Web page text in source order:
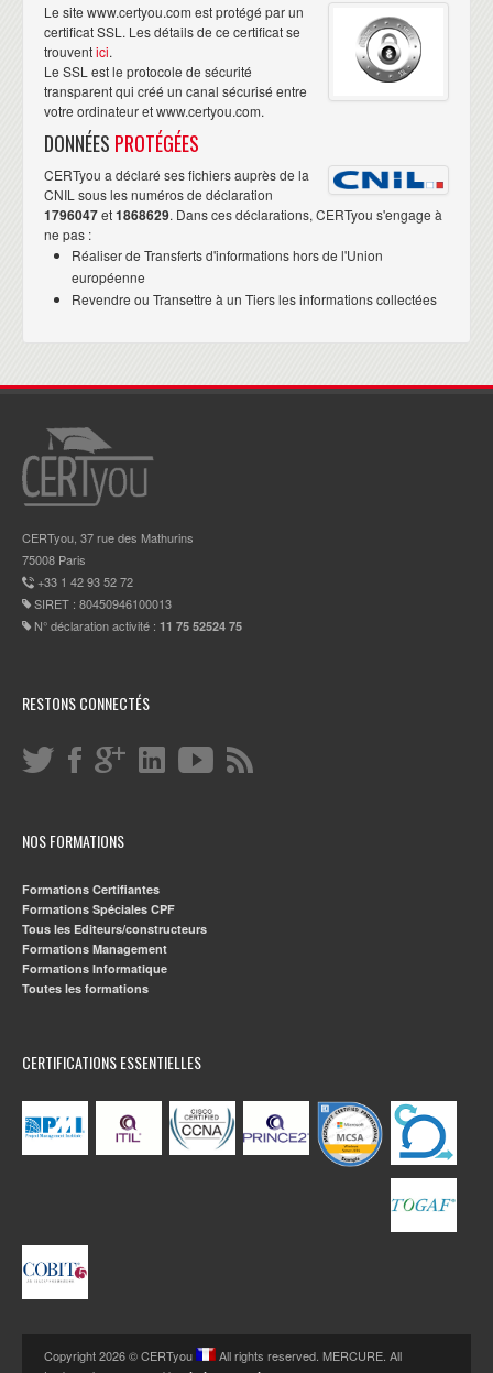
Le site www.certyou.com est protégé par un
certificat SSL. Les détails de ce certificat se
trouventici.
Le SSL est le protocole de sécurité
transparent qui créé un canal sécurisé entre
votre ordinateur et www.certyou.com.
DONNÉES PROTÉGÉES
CERTyou a déclaré ses fichiers auprès de la
CNIL sous les numéros de déclaration
1796047et1868629. Dans ces déclarations, CERTyou s'engage à
ne pas :
Réaliser de Transferts d'informations hors de l'Union
européenne
Revendre ou Transettre à un Tiers les informations collectées
CERTyou, 37 rue des Mathurins
75008 Paris
+33 1 42 93 52 72
SIRET : 80450946100013
N° déclaration activité : 11 75 52524 75
RESTONS CONNECTÉS
NOS FORMATIONS
Formations Certifiantes
Formations Spéciales CPF
Tous les Editeurs/constructeurs
Formations Management
Formations Informatique
Toutes les formations
CERTIFICATIONS ESSENTIELLES
Copyright 2026 © CERTyou
All rights reserved. MERCURE. All